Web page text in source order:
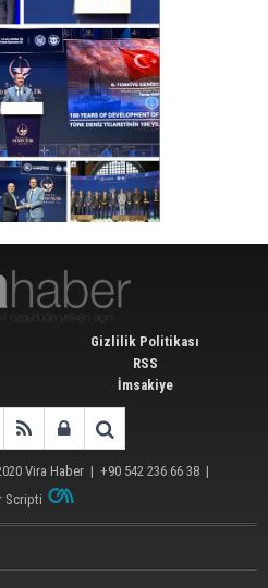
Gizlilik Politikası
RSS
İmsakiye
Vira Haber | +90 542 236 66 38 |
Scripti